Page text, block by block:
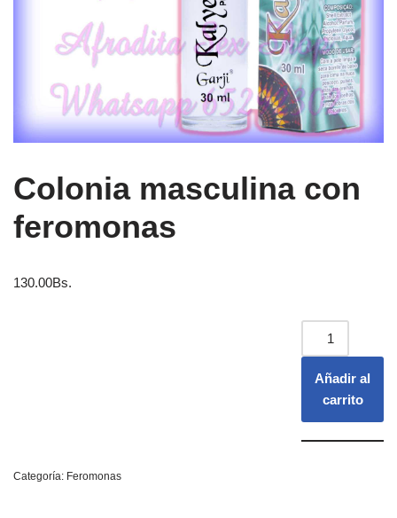
Colonia masculina con
feromonas
130.00Bs.
Añadir al
carrito
Categoría: Feromonas